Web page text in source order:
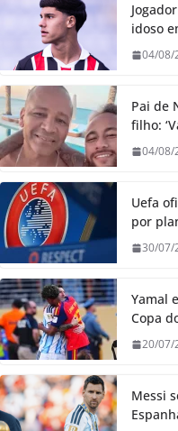
idoso
04/08/
Pai de
filho:
04/08/
Uefa
por
30/07/
Yamal
Copa
20/07/
Messi